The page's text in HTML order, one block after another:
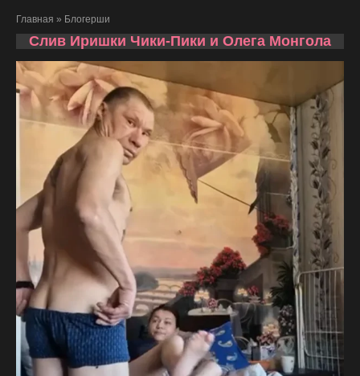
Главная » Блогерши
Слив Иришки Чики-Пики и Олега Монгола